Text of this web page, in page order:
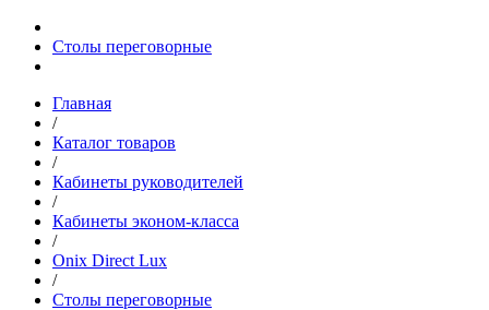
Столы переговорные
Главная
/
Каталог товаров
/
Кабинеты руководителей
/
Кабинеты эконом-класса
/
Onix Direct Lux
/
Столы переговорные